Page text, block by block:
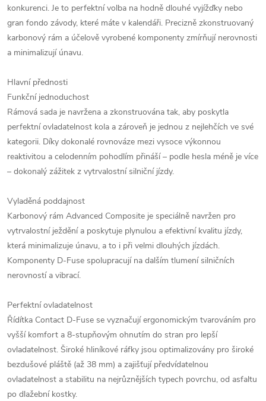
konkurenci. Je to perfektní volba na hodně dlouhé vyjížďky nebo
gran fondo závody, které máte v kalendáři. Precizně zkonstruovaný
karbonový rám a účelově vyrobené komponenty zmírňují nerovnosti
a minimalizují únavu.
Hlavní přednosti
Funkční jednoduchost
Rámová sada je navržena a zkonstruována tak, aby poskytla
perfektní ovladatelnost kola a zároveň je jednou z nejlehčích ve své
kategorii. Díky dokonalé rovnováze mezi vysoce výkonnou
reaktivitou a celodenním pohodlím přináší – podle hesla méně je více
– dokonalý zážitek z vytrvalostní silniční jízdy.
Vyladěná poddajnost
Karbonový rám Advanced Composite je speciálně navržen pro
vytrvalostní ježdění a poskytuje plynulou a efektivní kvalitu jízdy,
která minimalizuje únavu, a to i při velmi dlouhých jízdách.
Komponenty D-Fuse spolupracují na dalším tlumení silničních
nerovností a vibrací.
Perfektní ovladatelnost
Řídítka Contact D-Fuse se vyznačují ergonomickým tvarováním pro
vyšší komfort a 8-stupňovým ohnutím do stran pro lepší
ovladatelnost. Široké hliníkové ráfky jsou optimalizovány pro široké
bezdušové pláště (až 38 mm) a zajišťují předvídatelnou
ovladatelnost a stabilitu na nejrůznějších typech povrchu, od asfaltu
po dlažební kostky.